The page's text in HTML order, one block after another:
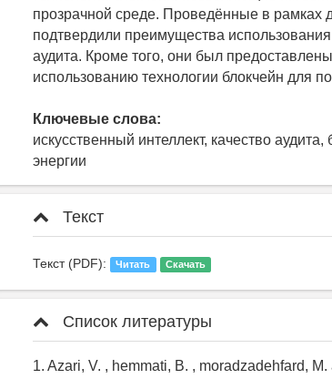
прозрачной среде. Проведённые в рамках
подтвердили преимущества
аудита. Кроме того, они был
использованию технологии блокчейн для
Ключевые слова:
искусственный интеллект, качество
энергии
Текст
Текст (PDF): Читать Скачать
Список литературы
1. Azari, V. , hemmati, B. , moradzadehfard,